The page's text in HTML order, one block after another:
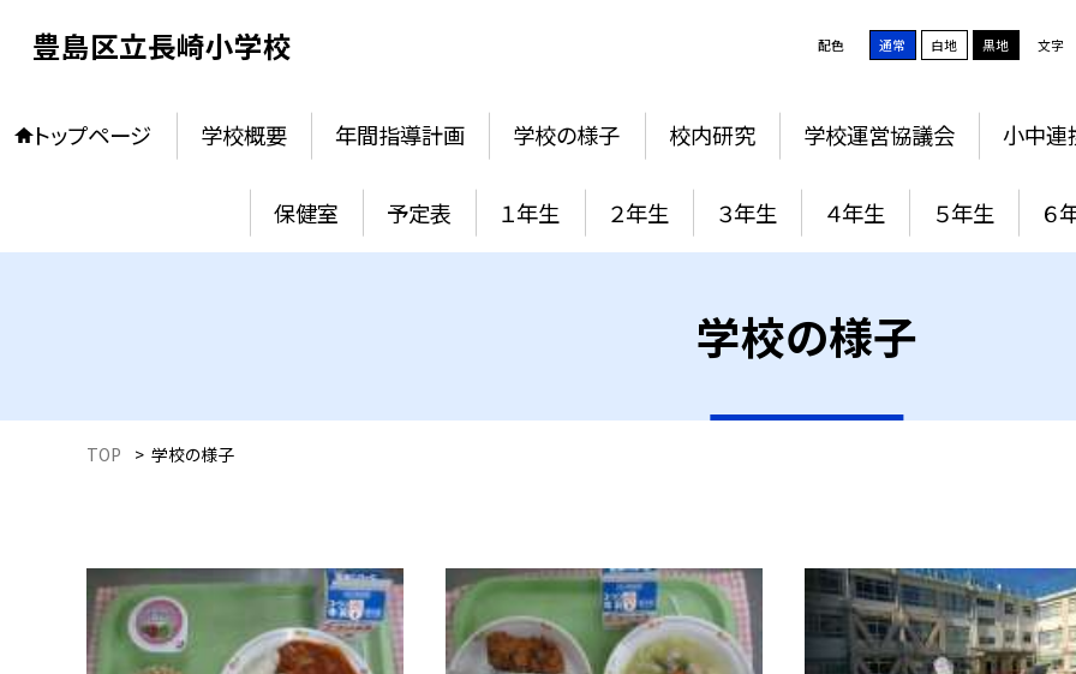
豊島区立長崎小学校 配色 通常 白地 黒地 文字
トップページ 学校概要 年間指導計画 学校の様子 校内研究 学校運営協議会 小中連
保健室 予定表 １年生 ２年生 ３年生 ４年生 ５年生 ６
学校の様子
TOP > 学校の様子